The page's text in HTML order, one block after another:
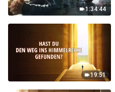
1:34:44
19:51